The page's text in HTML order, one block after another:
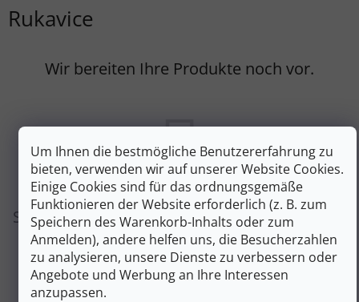
Um Ihnen die bestmögliche Benutzererfahrung zu
bieten, verwenden wir auf unserer Website Cookies.
Einige Cookies sind für das ordnungsgemäße
Funktionieren der Website erforderlich (z. B. zum
Speichern des Warenkorb-Inhalts oder zum
Anmelden), andere helfen uns, die Besucherzahlen
zu analysieren, unsere Dienste zu verbessern oder
Angebote und Werbung an Ihre Interessen
anzupassen.
Rukavice
Wir bereiten Ihre Produkte noch vor.
Sie können sich aber auch andere Kategorien
ansehen.